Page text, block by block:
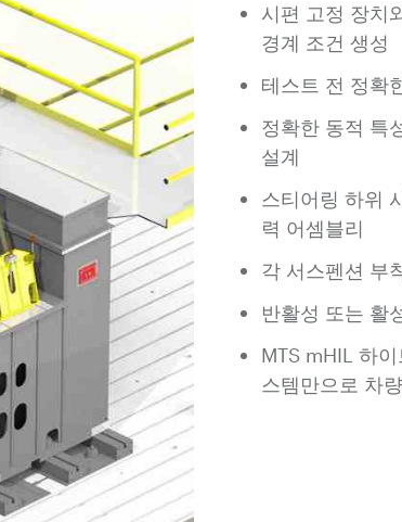
시편 고정 장치
경계 조건 생성
테스트 전 정확
정확한 동적 특
설계
스티어링 하위
력 어셈블리
각 서스펜션 부
반활성 또는 활
MTS mHIL 하
스템만으로 차